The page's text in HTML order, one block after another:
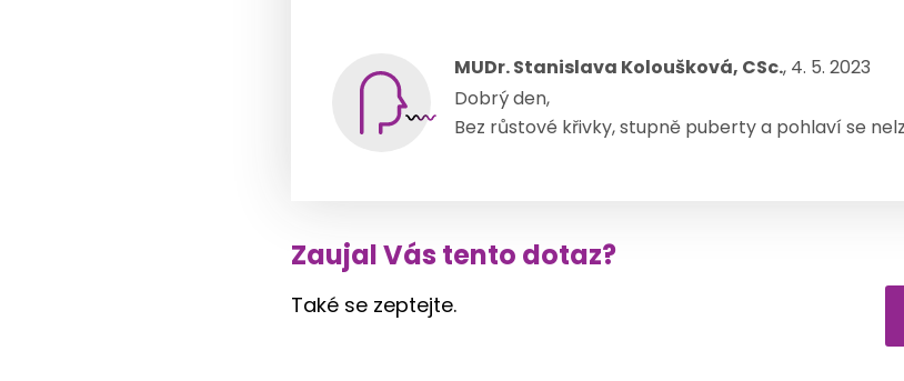
MUDr. Stanislava Koloušková, CSc., 4. 5. 2023
Dobrý den,
Bez růstové křivky, stupně puberty a pohlaví se
Zaujal Vás tento dotaz?
Také se zeptejte.